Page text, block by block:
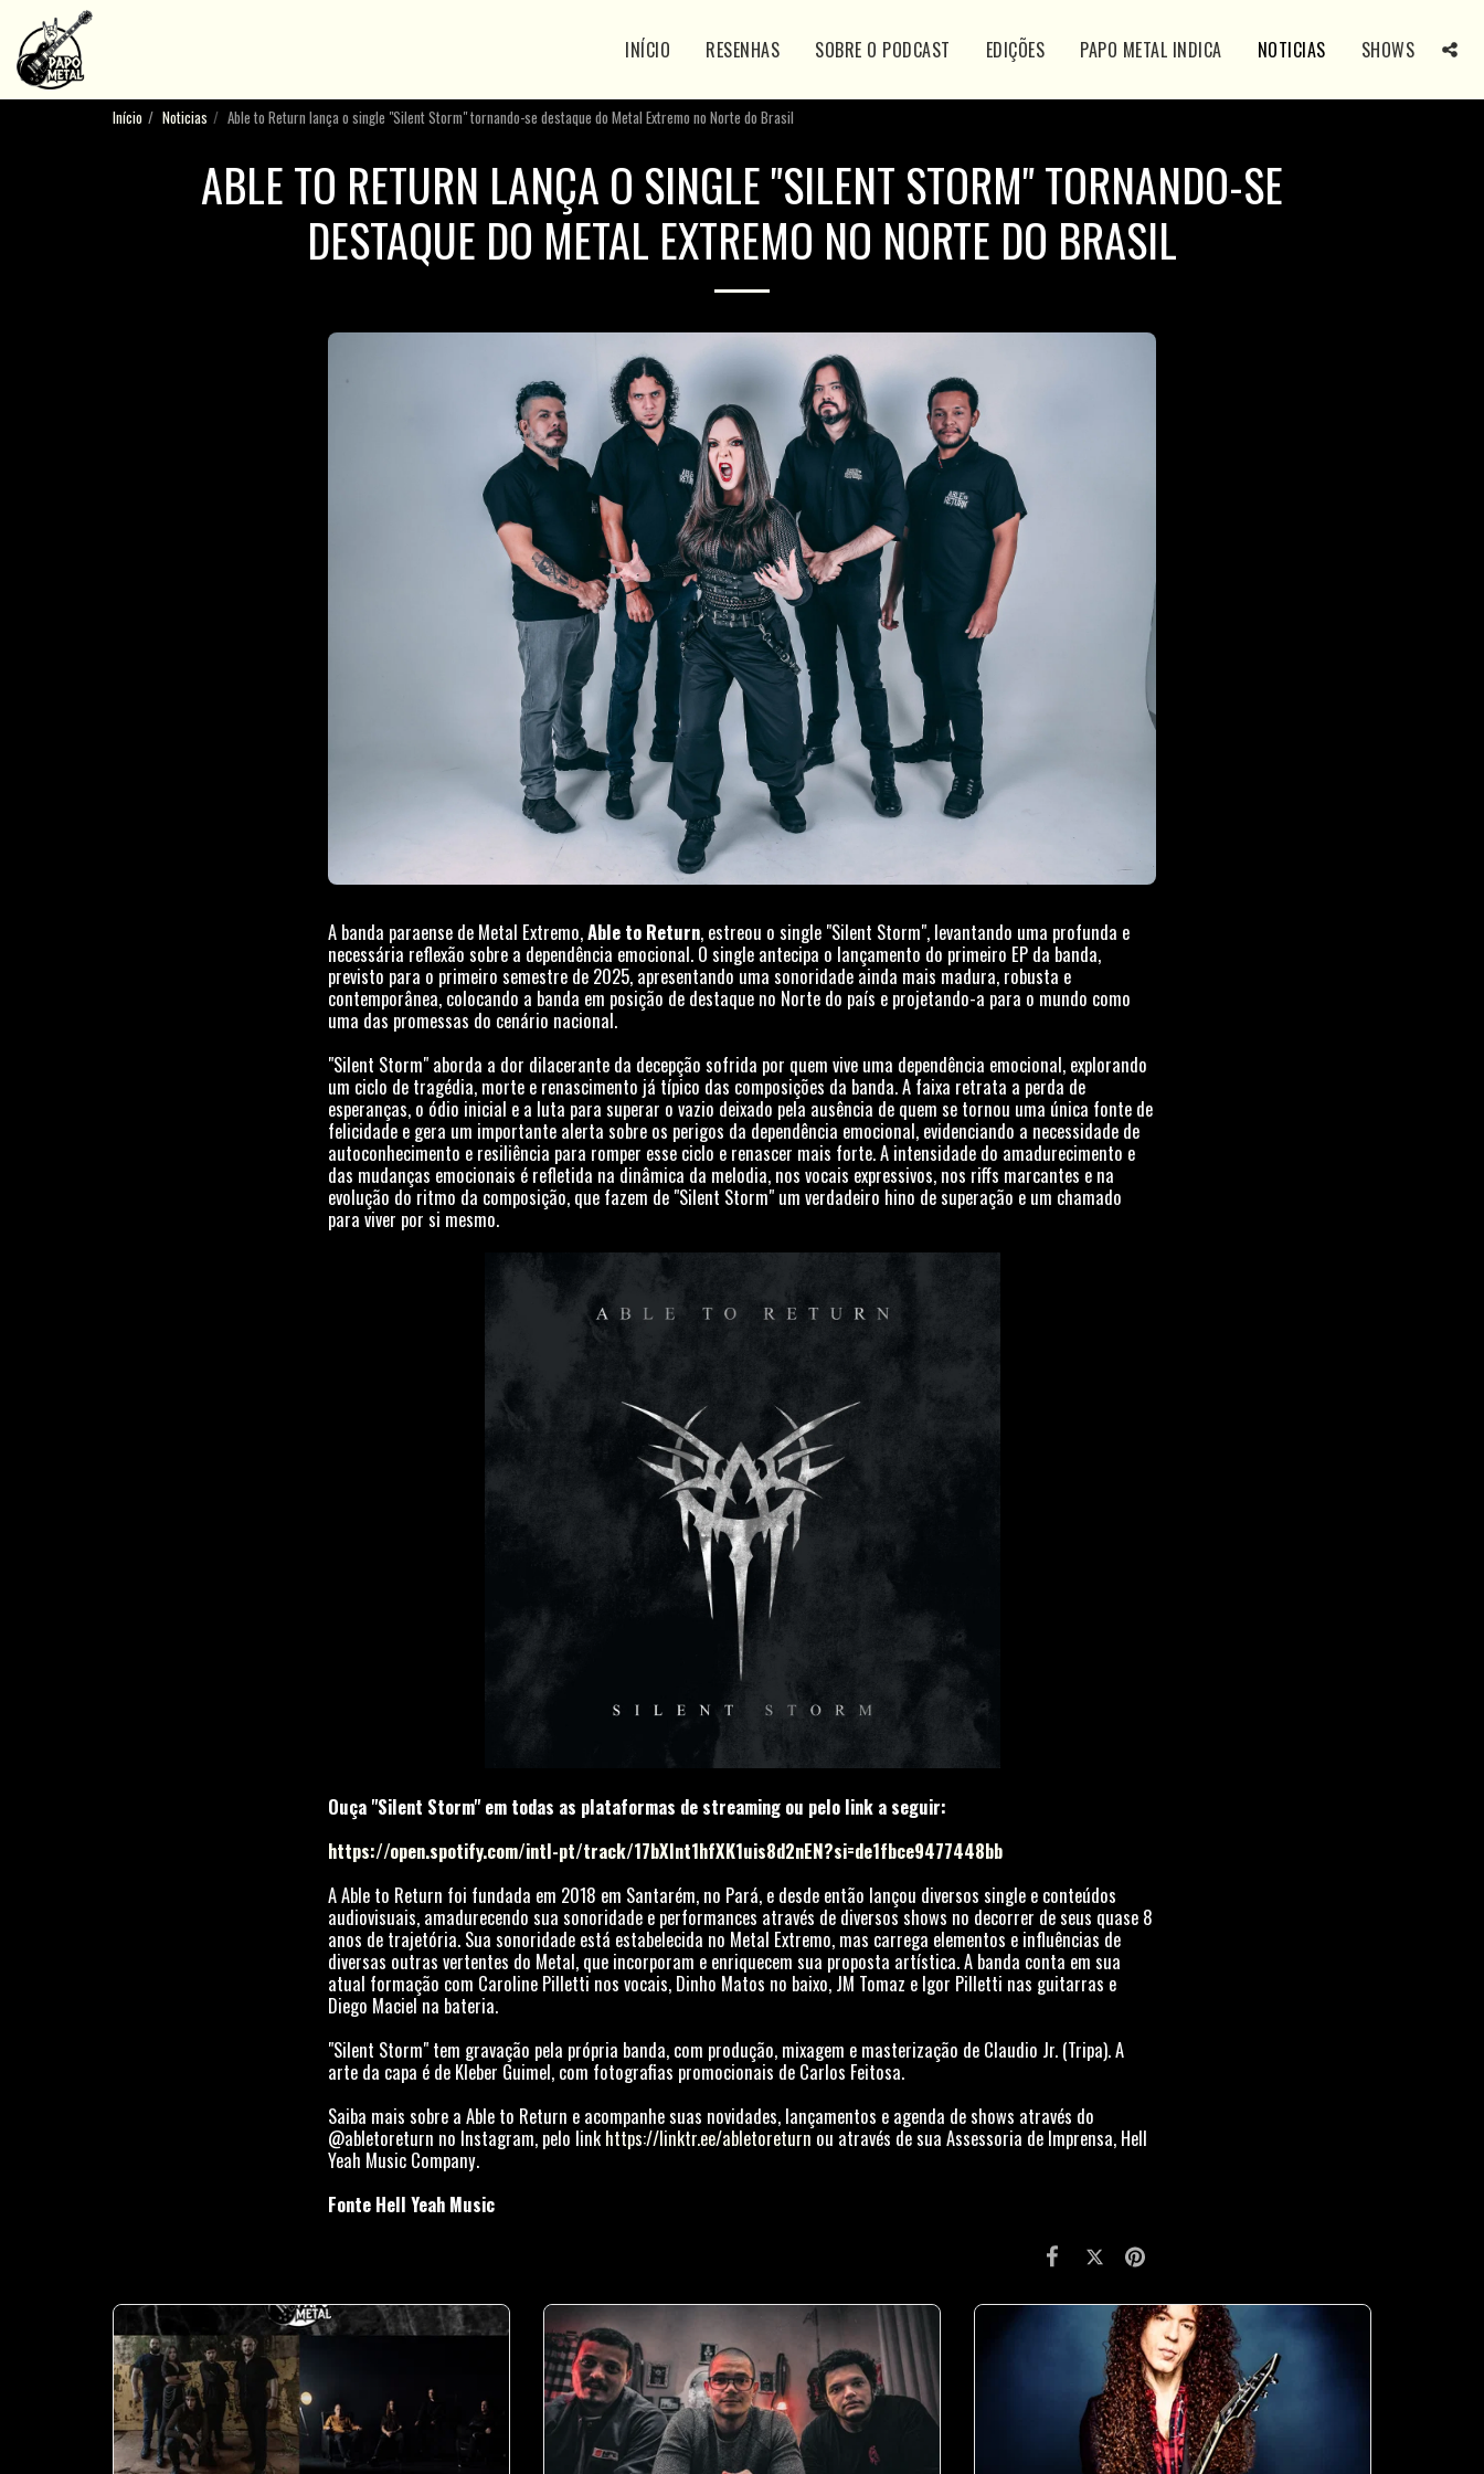
INÍCIO RESENHAS SOBRE O PODCAST EDIÇÕES PAPO METAL INDICA NOTICIAS SHOWS
Início Noticias Able to Return lança o single "Silent Storm" tornando-se destaque do Metal Extremo no Norte do Brasil
ABLE TO RETURN LANÇA O SINGLE "SILENT STORM" TORNANDO-SE
DESTAQUE DO METAL EXTREMO NO NORTE DO BRASIL
A banda paraense de Metal Extremo,Able to Return, estreou o single "Silent Storm", levantando uma profunda e
necessária reflexão sobre a dependência emocional. O single antecipa o lançamento do primeiro EP da banda,
previsto para o primeiro semestre de 2025, apresentando uma sonoridade ainda mais madura, robusta e
contemporânea, colocando a banda em posição de destaque no Norte do país e projetando-a para o mundo como
uma das promessas do cenário nacional.
"Silent Storm" aborda a dor dilacerante da decepção sofrida por quem vive uma dependência emocional, explorando
um ciclo de tragédia, morte e renascimento já típico das composições da banda. A faixa retrata a perda de
esperanças, o ódio inicial e a luta para superar o vazio deixado pela ausência de quem se tornou uma única fonte de
felicidade e gera um importante alerta sobre os perigos da dependência emocional, evidenciando a necessidade de
autoconhecimento e resiliência para romper esse ciclo e renascer mais forte. A intensidade do amadurecimento e
das mudanças emocionais é refletida na dinâmica da melodia, nos vocais expressivos, nos riffs marcantes e na
evolução do ritmo da composição, que fazem de "Silent Storm" um verdadeiro hino de superação e um chamado
para viver por si mesmo.
Ouça "Silent Storm" em todas as plataformas de streaming ou pelo link a seguir:
https://open.spotify.com/intl-pt/track/17bXlnt1hfXK1uis8d2nEN?si=de1fbce9477448bb
A Able to Return foi fundada em 2018 em Santarém, no Pará, e desde então lançou diversos single e conteúdos
audiovisuais, amadurecendo sua sonoridade e performances através de diversos shows no decorrer de seus quase 8
anos de trajetória. Sua sonoridade está estabelecida no Metal Extremo, mas carrega elementos e influências de
diversas outras vertentes do Metal, que incorporam e enriquecem sua proposta artística. A banda conta em sua
atual formação com Caroline Pilletti nos vocais, Dinho Matos no baixo, JM Tomaz e Igor Pilletti nas guitarras e
Diego Maciel na bateria.
"Silent Storm" tem gravação pela própria banda, com produção, mixagem e masterização de Claudio Jr. (Tripa). A
arte da capa é de Kleber Guimel, com fotografias promocionais de Carlos Feitosa.
Saiba mais sobre a Able to Return e acompanhe suas novidades, lançamentos e agenda de shows através do
@abletoreturn no Instagram, pelo link https://linktr.ee/abletoreturnou através de sua Assessoria de Imprensa, Hell
Yeah Music Company.
Fonte Hell Yeah Music